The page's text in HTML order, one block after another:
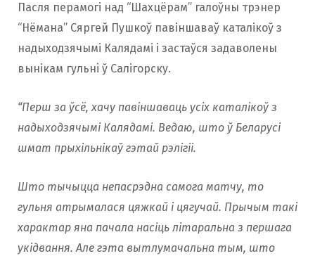
Пасля перамогі над “Шахцёрам” галоўны трэнер
“Нёмана” Сяргей Пушкоў павіншаваў каталікоў з
надыходзячымі Калядамі і застаўся задаволены
вынікам гульнi ў Салігорску.
“Перш за ўсё, хачу павіншаваць усіх каталікоў з
надыходзячымі Калядамі. Ведаю, што ў Беларусі
шмат прыхільнікаў гэтай рэлігіі.
Што тычыцца непасрэдна самога матчу, то
гульня атрымалася цяжкай і цягучай. Прычым такі
характар яна пачала насіць літаральна з першага
укідвання. Але гэта вытлумачальна тым, што